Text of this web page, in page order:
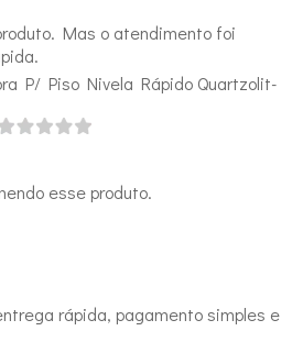
Mas o atendimento foi
P/ Piso Nivela Rápido Quartzolit-
esse produto.
rápida, pagamento simples e